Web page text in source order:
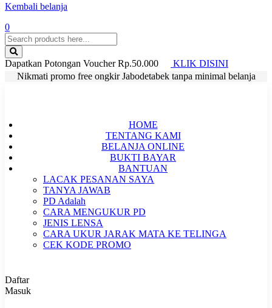
Kembali belanja
0
Dapatkan Potongan Voucher Rp.50.000
KLIK DISINI
Nikmati promo free ongkir Jabodetabek tanpa minimal belanja
HOME
TENTANG KAMI
BELANJA ONLINE
BUKTI BAYAR
BANTUAN
LACAK PESANAN SAYA
TANYA JAWAB
PD Adalah
CARA MENGUKUR PD
JENIS LENSA
CARA UKUR JARAK MATA KE TELINGA
CEK KODE PROMO
Daftar
Masuk